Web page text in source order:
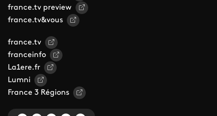
france.tv preview
france.tv&vous
france.tv
franceinfo
La1ere.fr
Lumni
France 3 Régions